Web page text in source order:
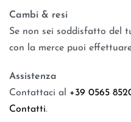
Cambi & resi
Se non sei soddisfatto del
con la merce puoi
Assistenza
Contattaci al +39 0565
Contatti.